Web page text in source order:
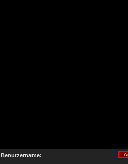
Benutzername: